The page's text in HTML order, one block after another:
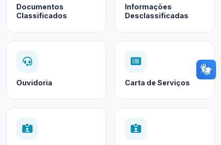
Documentos
Classificados
Informações
Desclassificadas
Ouvidoria Carta de Serviços